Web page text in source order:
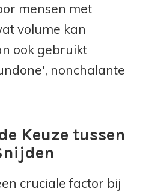
mensen met
volume kan
ook gebruikt
nonchalante
Keuze tussen
cruciale factor bij